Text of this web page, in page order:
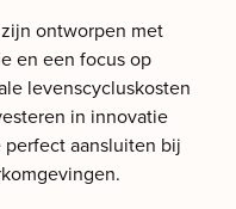
ontworpen met
en een focus op
levenscycluskosten
in innovatie
aansluiten bij